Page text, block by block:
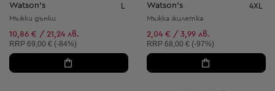
Watson's L
Мъжки дънки
10,86 € / 21,24 лв.
Препоръчителна цена:
RRP 69,00 € (-84%)
Watson's 4XL
Мъжка жилетка
2,04 € / 3,99 лв.
Препоръчителна цена:
RRP 68,00 € (-97%)